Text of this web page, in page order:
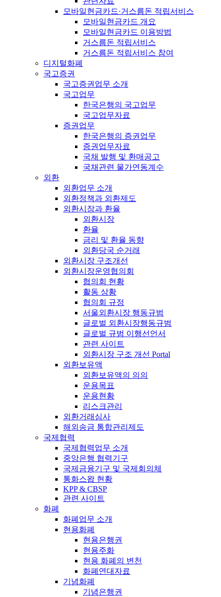
모바일현금카드·거스름돈 적립서비스
모바일현금카드 개요
모바일현금카드 이용방법
거스름돈 적립서비스
거스름돈 적립서비스 참여
디지털화폐
국고증권
국고증권업무 소개
국고업무
한국은행의 국고업무
국고업무자료
증권업무
한국은행의 증권업무
증권업무자료
국채 발행 및 환매공고
국채관련 물가연동계수
외환
외환업무 소개
외환정책과 외환제도
외환시장과 환율
외환시장
환율
금리 및 환율 동향
외환당국 순거래
외환시장 구조개선
외환시장운영협의회
협의회 현황
활동 상황
협의회 규정
서울외환시장 행동규범
글로벌 외환시장행동규범
글로벌 규범 이행선언서
관련 사이트
외환시장 구조 개선 Portal
외환보유액
외환보유액의 의의
운용목표
운용현황
리스크관리
외환거래심사
해외송금 통합관리제도
국제협력
국제협력업무 소개
중앙은행 협력기구
국제금융기구 및 국제회의체
통화스왑 현황
KPP & CBSP
관련 사이트
화폐
화폐업무 소개
현용화폐
현용은행권
현용주화
현용 화폐의 변천
화폐연대자료
기념화폐
기념은행권